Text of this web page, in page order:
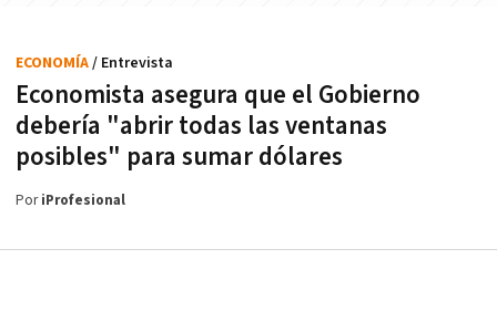
Economista asegura que el Gobierno
debería "abrir todas las ventanas
posibles" para sumar dólares
ECONOMÍA/ Entrevista
PoriProfesional